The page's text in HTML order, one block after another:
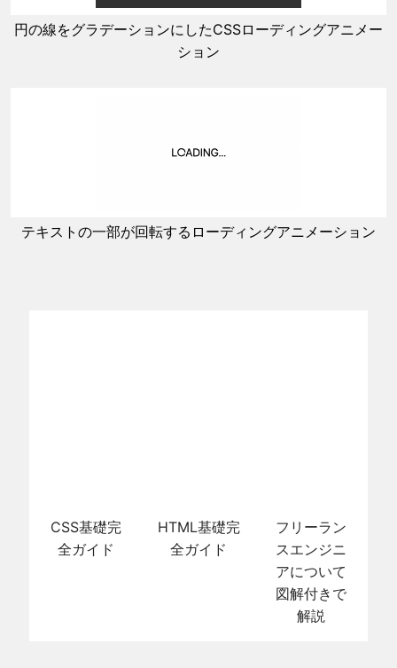
円の線をグラデーションにしたCSSローディングアニメー
ション
テキストの一部が回転するローディングアニメーション
CSS基礎完
全ガイド
HTML基礎完
全ガイド
フリーラン
スエンジニ
アについて
図解付きで
解説